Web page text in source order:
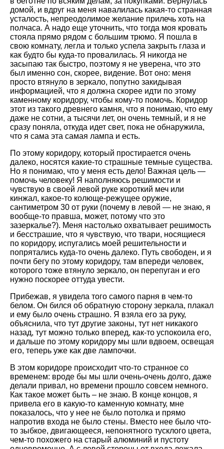
домой, и вдруг на меня навалилась какая-то странная
усталость, непреодолимое желание прилечь хоть на
полчаса. А надо еще уточнить, что тогда моя кровать
стояла прямо рядом с большим трюмо. Я пошла в
свою комнату, легла и только успела закрыть глаза и
как будто бы куда-то провалилась. Я никогда не
засыпаю так быстро, поэтому я не уверена, что это
был именно сон, скорее, видение. Вот оно: меня
просто втянуло в зеркало, попутно закидывая
информацией, что я должна скорее идти по этому
каменному коридору, чтобы кому-то помочь. Коридор
этот из такого древнего камня, что я понимаю, что ему
даже не сотни, а тысячи лет, он очень темный, и я не
сразу поняла, откуда идет свет, пока не обнаружила,
что я сама эта самая лампа и есть.
По этому коридору, который простирается очень
далеко, носятся какие-то страшные темные существа.
Но я понимаю, что у меня есть дело! Важная цель —
помочь человеку! Я наполняюсь решимости и
чувствую в своей левой руке короткий меч или
кинжал, какое-то колюще-режущее оружие,
сантиметром 30 от руки (почему в левой — не знаю, я
вообще-то правша, может, потому что это
зазеркалье?). Меня настолько охватывает решимость
и бесстрашие, что я чувствую, что твари, носящиеся
по коридору, испугались моей решительности и
попрятались куда-то очень далеко. Путь свободен, и я
почти бегу по этому коридору, там впереди человек,
которого тоже втянуло зеркало, он перепуган и его
нужно поскорее оттуда увести.
Прибежав, я увидела того самого парня в чем-то
белом. Он бился об обратную сторону зеркала, плакал
и ему было очень страшно. Я взяла его за руку,
объяснила, что тут другие законы, тут нет никакого
назад, тут можно только вперед, как-то успокоила его,
и дальше по этому коридору мы шли вдвоем, освещая
его, теперь уже как две лампочки.
В этом коридоре происходит что-то странное со
временем: вроде бы мы шли очень-очень долго, даже
делали привал, но времени прошло совсем немного.
Как такое может быть – не знаю. В конце концов, я
привела его в какую-то каменную комнату, мне
показалось, что у нее не было потолка и прямо
напротив входа не было стены. Вместо нее было что-
то зыбкое, двигающееся, непонятного тусклого цвета,
чем-то похожего на старый алюминий и пустоту